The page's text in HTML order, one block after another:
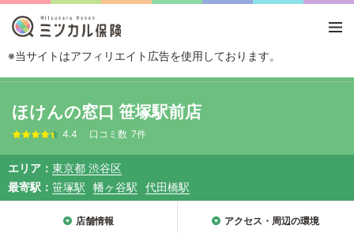
※当サイトはアフィリエイト広告を使用しております。
渋谷区 ほけんの窓口 笹塚駅前店
ほけんの窓口 笹塚駅前店
4.4 口コミ数 7件
エリア
東京都 渋谷区
最寄駅
笹塚駅 幡ヶ谷駅 代田橋駅
店舗情報 アクセス・周辺の環境